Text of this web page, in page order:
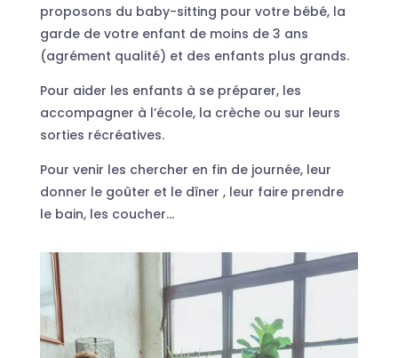
proposons du baby-sitting pour votre bébé, la
garde de votre enfant de moins de 3 ans
(agrément qualité) et des enfants plus grands.
Pour aider les enfants à se préparer, les
accompagner à l’école, la crèche ou sur leurs
sorties récréatives.
Pour venir les chercher en fin de journée, leur
donner le goûter et le dîner , leur faire prendre
le bain, les coucher…